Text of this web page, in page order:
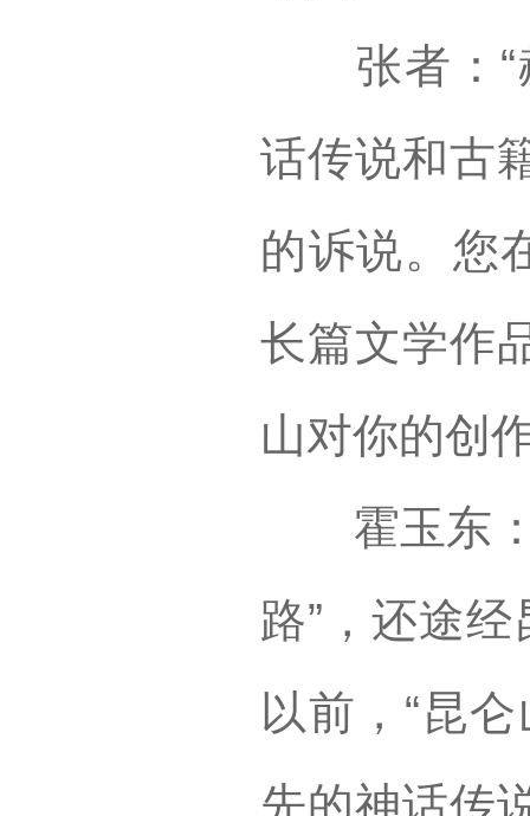
张者：“
话传说和古
的诉说。您
长篇文学作
山对你的创
霍玉东：
路”，还途
以前，“昆
先的神话传